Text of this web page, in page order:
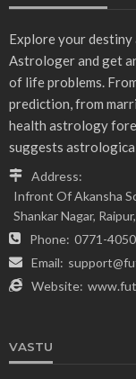
Explore your
Astrologer and get
of life problems.
prediction, from
health astrology
suggests
Address:
Infront Of Akansha
Shankar Nagar,
Phone: 0771-
Email:
Website:
VASTU